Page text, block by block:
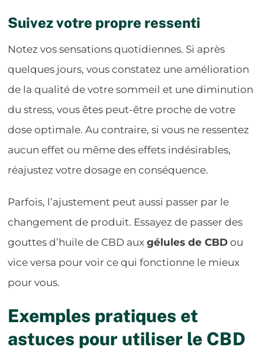
Suivez votre propre ressenti
Notez vos sensations quotidiennes. Si après
quelques jours, vous constatez une amélioration
de la qualité de votre sommeil et une diminution
du stress, vous êtes peut-être proche de votre
dose optimale. Au contraire, si vous ne ressentez
aucun effet ou même des effets indésirables,
réajustez votre dosage en conséquence.
Parfois, l’ajustement peut aussi passer par le
changement de produit. Essayez de passer des
gouttes d’huile de CBD auxgélules de CBD ou
vice versa pour voir ce qui fonctionne le mieux
pour vous.
Exemples pratiques et
astuces pour utiliser le CBD